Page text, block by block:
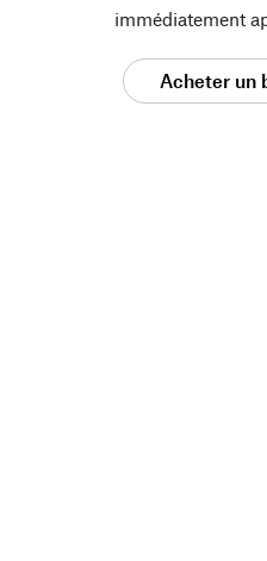
immédiatement
Acheter un